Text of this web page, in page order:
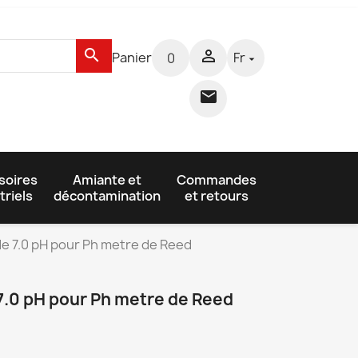
search Panier 0 

Fr 
Amiante et
décontamination
Commandes
et retours
7.0 pH pour Ph metre de Reed
pH pour Ph metre de Reed